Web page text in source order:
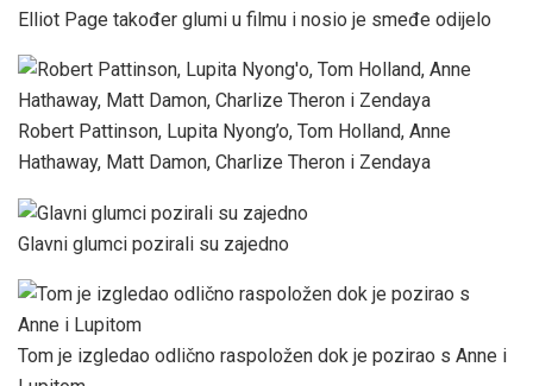
Elliot Page također glumi u filmu i nosio je smeđe odijelo
Robert Pattinson, Lupita Nyong’o, Tom Holland, Anne
Hathaway, Matt Damon, Charlize Theron i Zendaya
Glavni glumci pozirali su zajedno
Tom je izgledao odlično raspoložen dok je pozirao s Anne i